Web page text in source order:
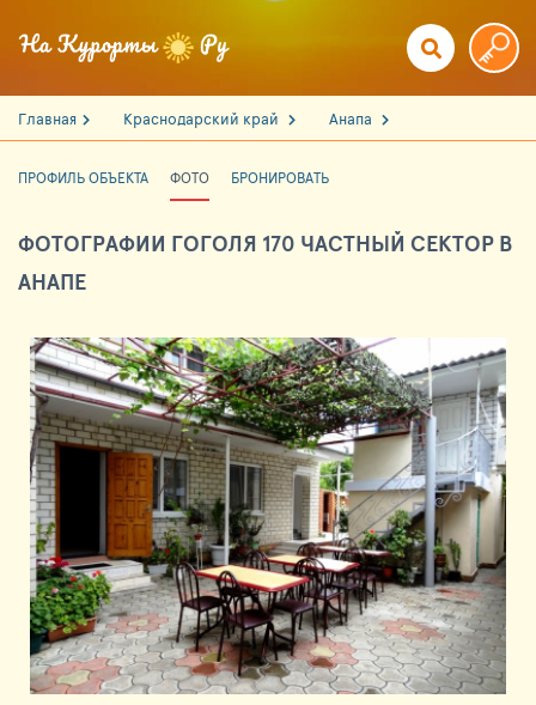
Главная Краснодарский край Анапа
ПРОФИЛЬ ОБЪЕКТА ФОТО БРОНИРОВАТЬ
ФОТОГРАФИИ ГОГОЛЯ 170 ЧАСТНЫЙ СЕКТОР В
АНАПЕ